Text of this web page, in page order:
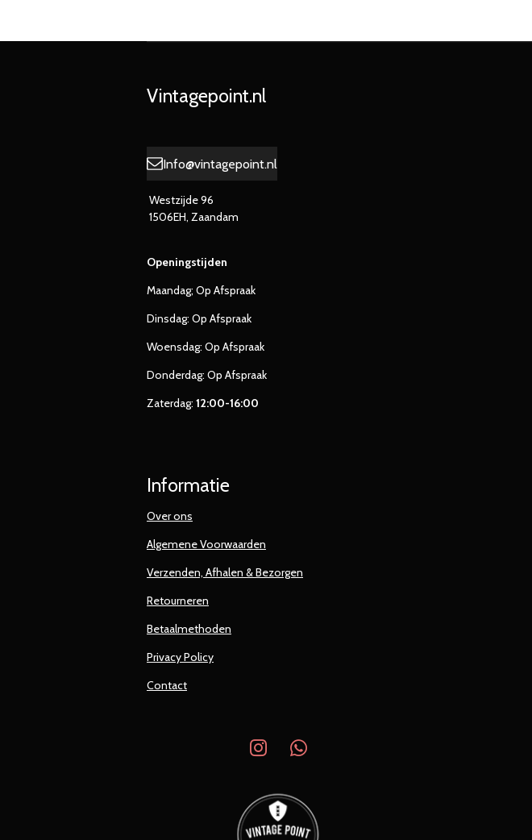
Vintagepoint.nl
Info@vintagepoint.nl
Westzijde 96
1506EH, Zaandam
Openingstijden
Maandag; Op Afspraak
Dinsdag: Op Afspraak
Woensdag: Op Afspraak
Donderdag: Op Afspraak
Zaterdag: 12:00-16:00
Informatie
Over ons
Algemene Voorwaarden
Verzenden, Afhalen & Bezorgen
Retourneren
Betaalmethoden
Privacy Policy
Contact
I
s
a
W
a
s